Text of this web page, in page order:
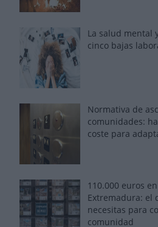
La salud mental
cinco bajas
Normativa de
comunidades:
coste para
110.000 euros
Extremadura: el
necesitas para
comunidad